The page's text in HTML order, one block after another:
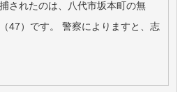
されたのは、八代市坂本町の無
47）です。 警察によりますと、志